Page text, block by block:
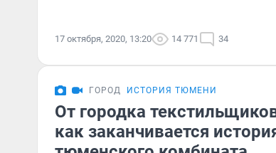
17 октября, 2020, 13:20 14 771 34
ГОРОД ИСТОРИЯ ТЮМЕНИ
От городка
как заканчивается